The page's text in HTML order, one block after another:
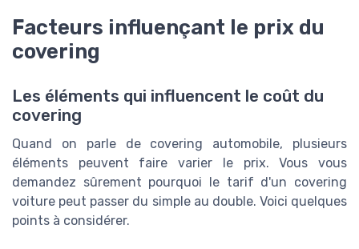
Facteurs influençant le prix du
covering
Les éléments qui influencent le coût du
covering
Quand on parle de covering automobile, plusieurs
éléments peuvent faire varier le prix. Vous vous
demandez sûrement pourquoi le tarif d'un covering
voiture peut passer du simple au double. Voici quelques
points à considérer.